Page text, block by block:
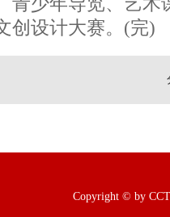
创设计大赛。(完)
Copyright © by